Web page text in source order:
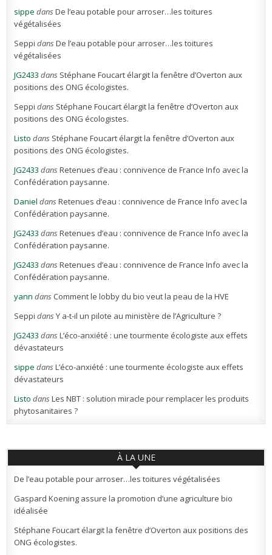
sippe dansDe l’eau potable pour arroser…les toitures
végétalisées
Seppi dansDe l’eau potable pour arroser…les toitures
végétalisées
JG2433 dans Stéphane Foucart élargit la fenêtre d’Overton aux
positions des ONG écologistes.
Seppi dans Stéphane Foucart élargit la fenêtre d’Overton aux
positions des ONG écologistes.
Listo dans Stéphane Foucart élargit la fenêtre d’Overton aux
positions des ONG écologistes.
JG2433 dansRetenues d’eau : connivence de France Info avec la
Confédération paysanne.
Daniel dansRetenues d’eau : connivence de France Info avec la
Confédération paysanne.
JG2433 dansRetenues d’eau : connivence de France Info avec la
Confédération paysanne.
JG2433 dansRetenues d’eau : connivence de France Info avec la
Confédération paysanne.
yann dans Comment le lobby du bio veut la peau de la HVE
Seppi dansY a-t-il un pilote au ministère de l’Agriculture ?
JG2433 dansL’éco-anxiété : une tourmente écologiste aux effets
dévastateurs
sippe dansL’éco-anxiété : une tourmente écologiste aux effets
dévastateurs
Listo dansLes NBT : solution miracle pour remplacer les produits
phytosanitaires ?
À LA UNE
De l’eau potable pour arroser…les toitures végétalisées
Gaspard Koening assure la promotion d’une agriculture bio
idéalisée
Stéphane Foucart élargit la fenêtre d’Overton aux positions des
ONG écologistes.